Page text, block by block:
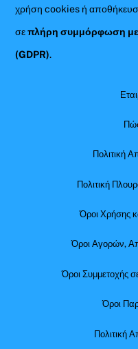
χρήση cookies ή
σεπλήρη συμμόρφωση με
(GDPR).
Πολιτική
Πολιτική
Όροι Χρήσης
Όροι Αγορών,
Όροι Συμμετοχής
Όροι
Πολιτική